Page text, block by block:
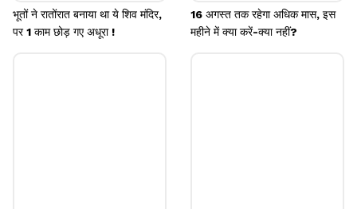
भूतों ने रातोंरात बनाया था ये शिव मंदिर,
पर 1 काम छोड़ गए अधूरा !
16 अगस्त तक रहेगा अधिक मास, इस
महीने में क्या करें-क्या नहीं?